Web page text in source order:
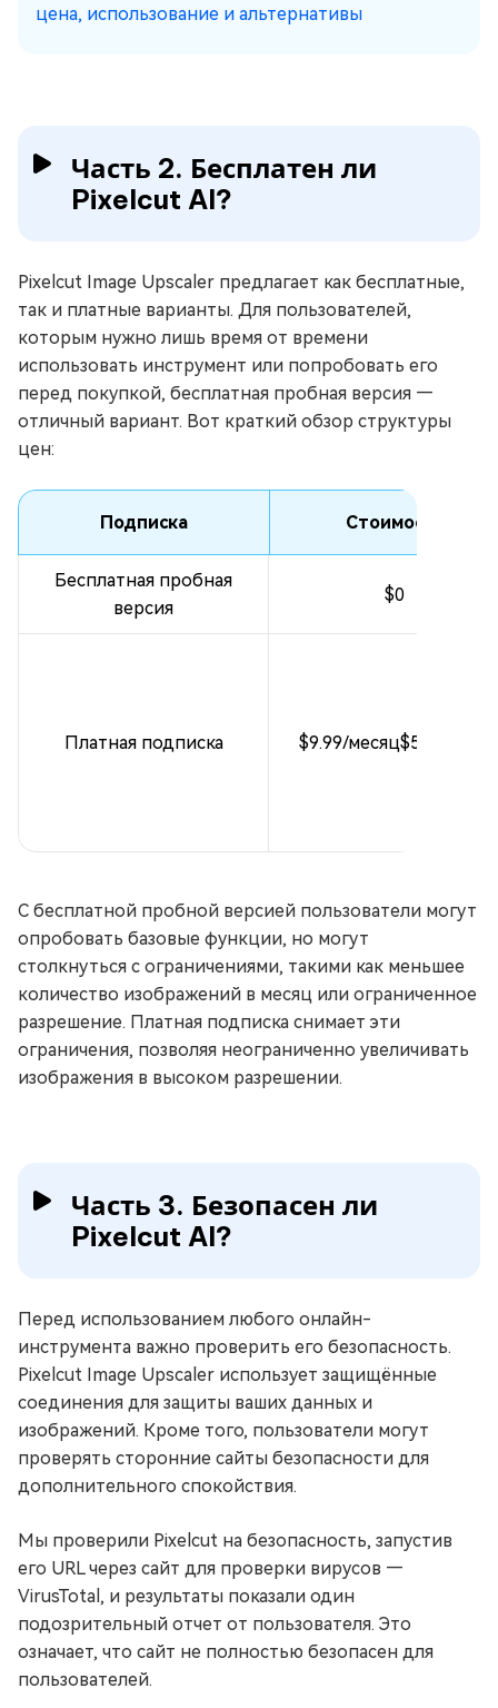
цена, использование и альтернативы
Часть 2. Бесплатен ли
Pixelcut AI?
Pixelcut Image Upscaler предлагает как бесплатные,
так и платные варианты. Для пользователей,
которым нужно лишь время от времени
использовать инструмент или попробовать его
перед покупкой, бесплатная пробная версия —
отличный вариант. Вот краткий обзор структуры
цен:
Подписка Стоимость
Бесплатная пробная
версия
$0
Платная подписка $9.99/месяц$59.99/год
С бесплатной пробной версией пользователи могут
опробовать базовые функции, но могут
столкнуться с ограничениями, такими как меньшее
количество изображений в месяц или ограниченное
разрешение. Платная подписка снимает эти
ограничения, позволяя неограниченно увеличивать
изображения в высоком разрешении.
Часть 3. Безопасен ли
Pixelcut AI?
Перед использованием любого онлайн-
инструмента важно проверить его безопасность.
Pixelcut Image Upscaler использует защищённые
соединения для защиты ваших данных и
изображений. Кроме того, пользователи могут
проверять сторонние сайты безопасности для
дополнительного спокойствия.
Мы проверили Pixelcut на безопасность, запустив
его URL через сайт для проверки вирусов —
VirusTotal, и результаты показали один
подозрительный отчет от пользователя. Это
означает, что сайт не полностью безопасен для
пользователей.